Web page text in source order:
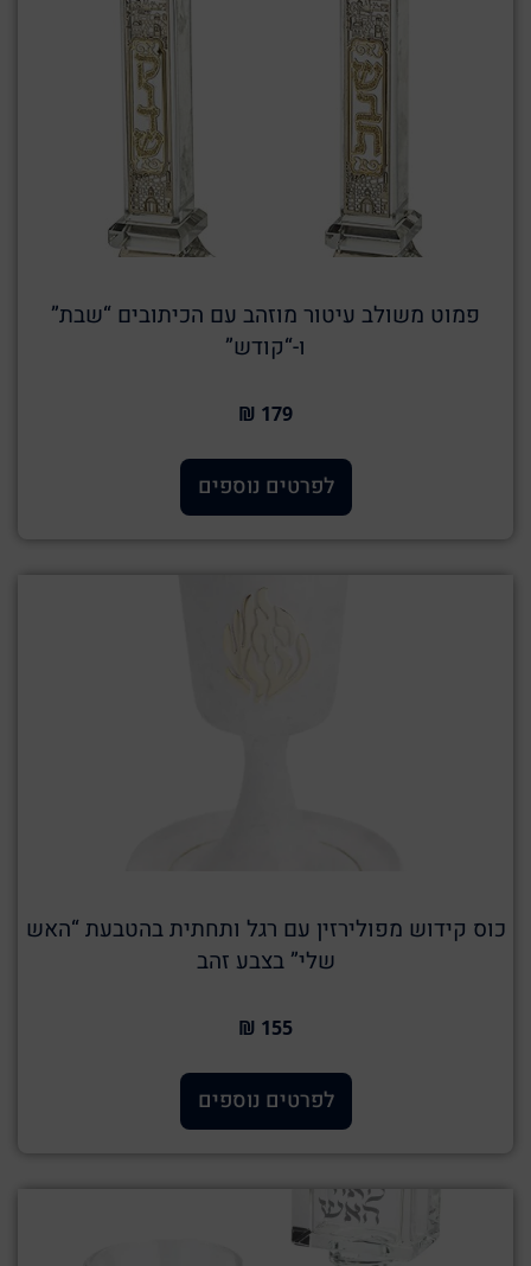
פמוט משולב עיטור מוזהב עם הכיתובים “שבת”
ו-“קודש”
179 ₪
לפרטים נוספים
כוס קידוש מפולירזין עם רגל ותחתית בהטבעת “האש
שלי” בצבע זהב
155 ₪
לפרטים נוספים